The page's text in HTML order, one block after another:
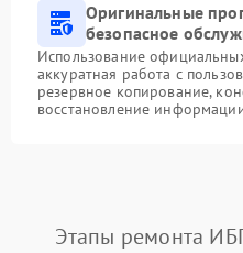
Оригинальные
безопасное
Использование
аккуратная работа с
резервное копирование,
восстановление
Этапы ремонта